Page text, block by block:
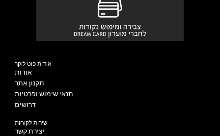
אודות פוט לוקר
אודות
תקנון אתר
תנאי שימוש ופרטיות
דרושים
שירות לקוחות
יצירת קשר